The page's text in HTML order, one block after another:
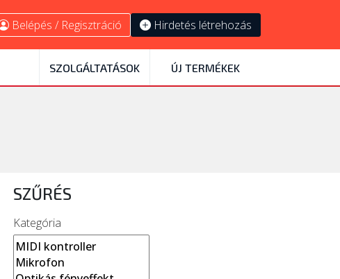
Belépés / Regisztráció Hirdetés létrehozás
SZOLGÁLTATÁSOK ÚJ TERMÉKEK
SZŰRÉS
Kategória